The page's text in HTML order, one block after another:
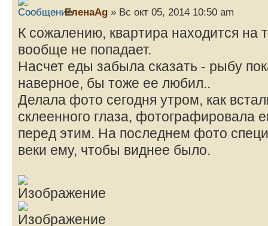
ЕленаAg » Вс окт 05, 2014 10:50 am
К сожалению, квартира находится на
вообще не попадает.
Насчет еды забыла сказать - рыбу
наверное, бы тоже ее любил..
Делала фото сегодня утром, как
склеенного глаза, фотографировала
перед этим. На последнем фото
веки ему, чтобы виднее было.